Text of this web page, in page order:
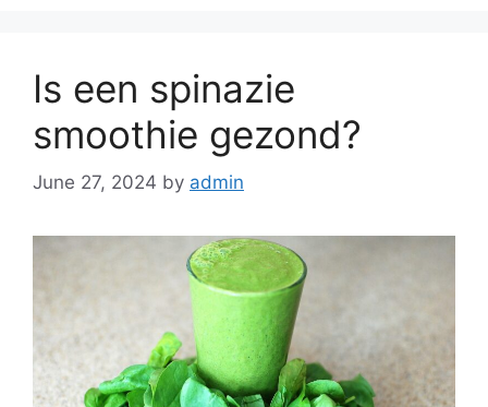
Is een spinazie
smoothie gezond?
June 27, 2024 by admin